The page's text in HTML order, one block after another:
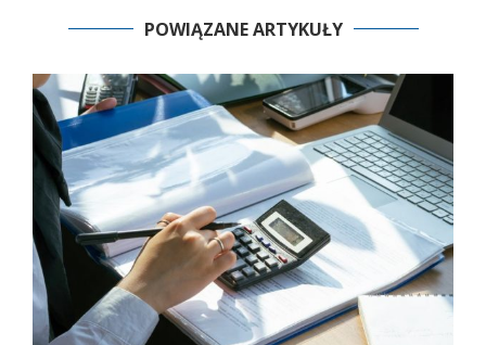
POWIĄZANE ARTYKUŁY